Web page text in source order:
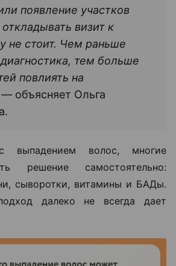
появление участков
визит к
не стоит. Чем раньше
тем больше
повлиять на
— объясняет Ольга
выпадением волос, многие
решение самостоятельно:
сыворотки, витамины и БАДы.
далеко не всегда дает